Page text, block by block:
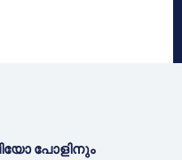
പോളിനും